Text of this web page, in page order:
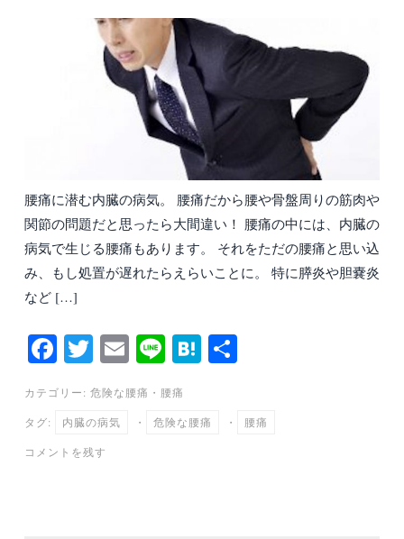
腰痛に潜む内臓の病気。 腰痛だから腰や骨盤周りの筋肉や
関節の問題だと思ったら大間違い！ 腰痛の中には、内臓の
病気で生じる腰痛もあります。 それをただの腰痛と思い込
み、もし処置が遅れたらえらいことに。 特に膵炎や胆嚢炎
など […]
Fa
ce
bo
ok
T
wi
tte
r
E
m
ail
Li
ne
H
a
カテゴリー: 危険な腰痛 ・ 腰痛
タグ: 内臓の病気 ・ 危険な腰痛 ・ 腰痛
コメントを残す